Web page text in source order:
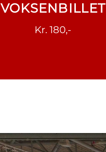
VOKSENBILLET
Kr. 180,-